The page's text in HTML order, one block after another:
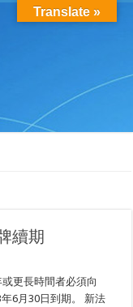
續期
更長時間者必須向
6月30日到期。 新法
Translate »